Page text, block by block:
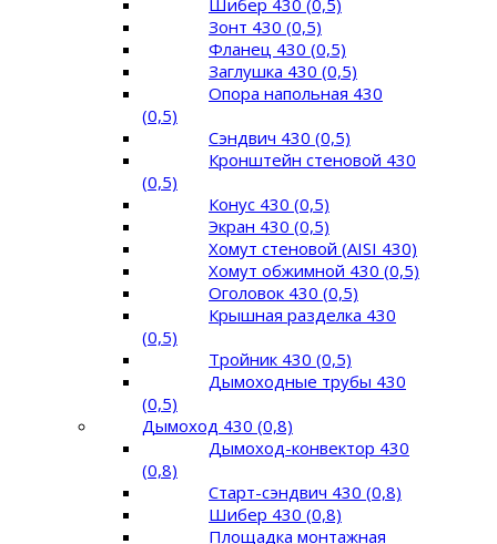
Зонт 430 (0,5)
Фланец 430 (0,5)
Заглушка 430 (0,5)
Опора напольная 430
(0,5)
Сэндвич 430 (0,5)
Кронштейн стеновой 430
(0,5)
Конус 430 (0,5)
Экран 430 (0,5)
Хомут стеновой (AISI 430)
Хомут обжимной 430 (0,5)
Оголовок 430 (0,5)
Крышная разделка 430
(0,5)
Тройник 430 (0,5)
Дымоходные трубы 430
(0,5)
Дымоход 430 (0,8)
Дымоход-конвектор 430
(0,8)
Старт-сэндвич 430 (0,8)
Шибер 430 (0,8)
Площадка монтажная